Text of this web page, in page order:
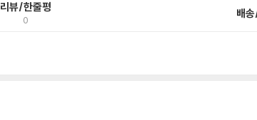
리뷰/한줄평
0 배